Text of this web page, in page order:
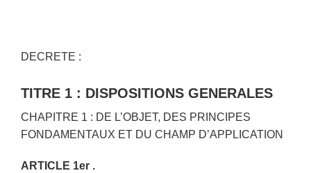
DECRETE :
TITRE 1 : DISPOSITIONS GENERALES
CHAPITRE 1 : DE L’OBJET, DES PRINCIPES
FONDAMENTAUX ET DU CHAMP D’APPLICATION
ARTICLE 1er .